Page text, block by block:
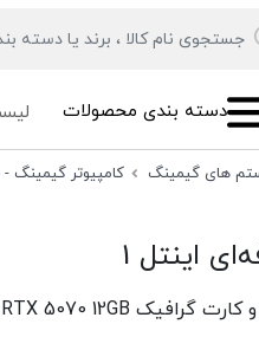
دسته بندی محصولات
های گیمینگ کامپیوتر گیمینگ -
اینتل 1